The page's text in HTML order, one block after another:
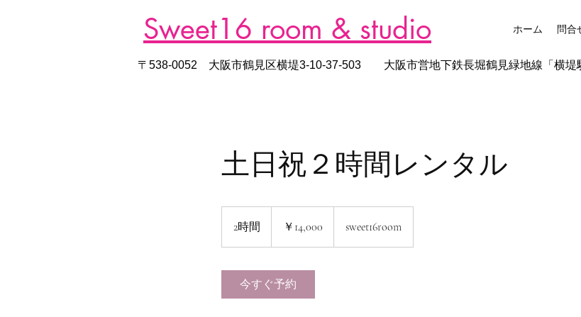
Sweet16 room & studio ホーム 問合
​〒538-0052 大阪市鶴見区横堤3-10-37-503 大阪市営地下鉄長堀鶴見緑地線「横堤
土日祝２時間レンタル
2時間
時
￥14,000 sweet16room
今すぐ予約